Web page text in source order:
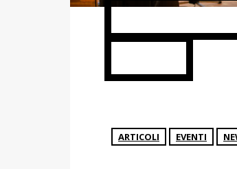
ARTICOLI EVENTI